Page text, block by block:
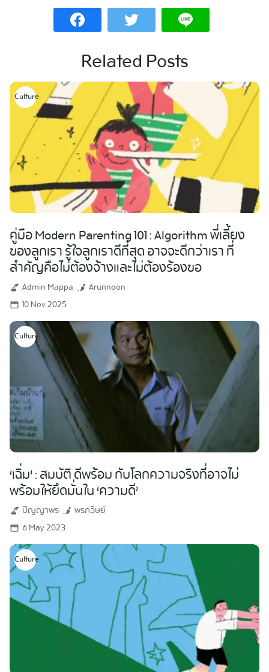
Related Posts
Culture
คู่มือ Modern Parenting 101 : Algorithm พี่เลี้ยง
ของลูกเรา รู้ใจลูกเราดีที่สุด อาจจะดีกว่าเรา ที่
สำคัญคือไม่ต้องจ้างและไม่ต้องร้องขอ
Admin Mappa
Arunnoon
10 Nov 2025
Culture
‘เฉิ่ม’ : สมบัติ ดีพร้อม กับโลกความจริงที่อาจไม่
พร้อมให้ยึดมั่นใน ‘ความดี’
ปัญญาพร
พรภวิษย์
6 May 2023
Culture